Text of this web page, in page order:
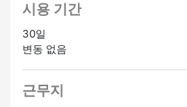
시용 기간
30일
변동 없음
근무지